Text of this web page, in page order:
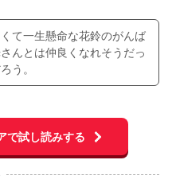
て一生懸命な花鈴のがんば
んとは仲良くなれそうだっ
う。
で試し読みする